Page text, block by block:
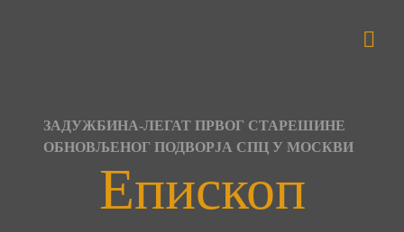
ЗАДУЖБИНА-ЛЕГАТ ПРВОГ СТАРЕШИНЕ
ОБНОВЉЕНОГ ПОДВОРЈА СПЦ У МОСКВИ
Епископ